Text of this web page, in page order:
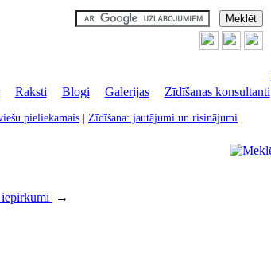
| Raksti Blogi Galerijas| Zīdīšanas konsultanti
pieliekamais Zīdīšana: jautājumi un risinājumi
→